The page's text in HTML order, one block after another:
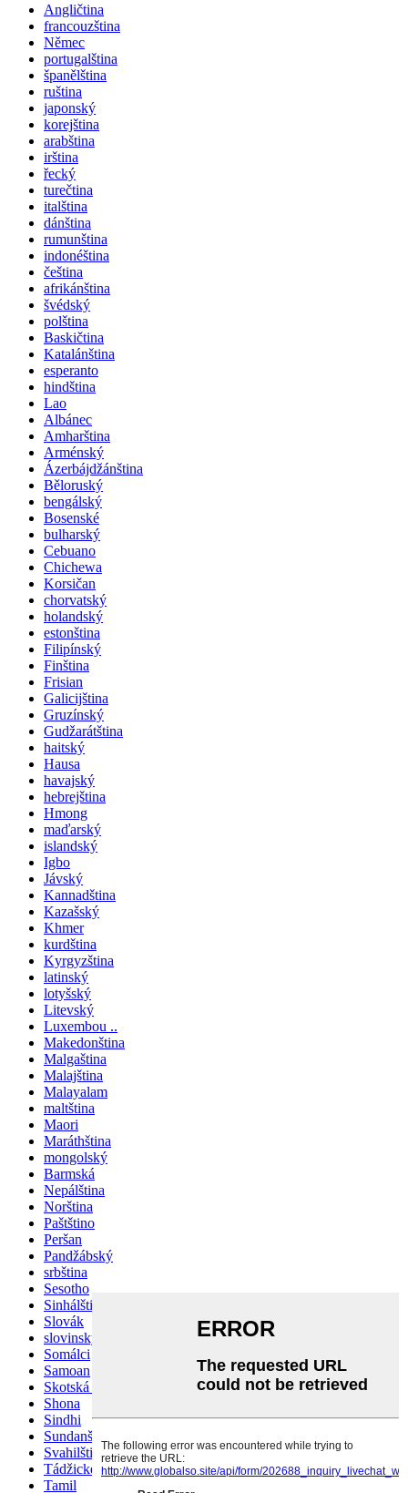
Angličtina
francouzština
Němec
portugalština
španělština
ruština
japonský
korejština
arabština
irština
řecký
turečtina
italština
dánština
rumunština
indonéština
čeština
afrikánština
švédský
polština
Baskičtina
Katalánština
esperanto
hindština
Lao
Albánec
Amharština
Arménský
Ázerbájdžánština
Běloruský
bengálský
Bosenské
bulharský
Cebuano
Chichewa
Korsičan
chorvatský
holandský
estonština
Filipínský
Finština
Frisian
Galicijština
Gruzínský
Gudžarátština
haitský
Hausa
havajský
hebrejština
Hmong
maďarský
islandský
Igbo
Jávský
Kannadština
Kazašský
Khmer
kurdština
Kyrgyzština
latinský
lotyšský
Litevský
Luxembou ..
Makedonština
Malgaština
Malajština
Malayalam
maltština
Maori
Maráthština
mongolský
Barmská
Nepálština
Norština
Paštštino
Peršan
Pandžábský
srbština
Sesotho
Sinhálština
Slovák
slovinský
Somálci
Samoan
Skotská gaelština
Shona
Sindhi
Sundanština
Svahilština
Tádžické
Tamil